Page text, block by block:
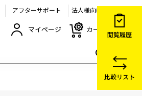
アフターサポート 法人様向け
マイページ カート
閲覧履歴
比較リスト